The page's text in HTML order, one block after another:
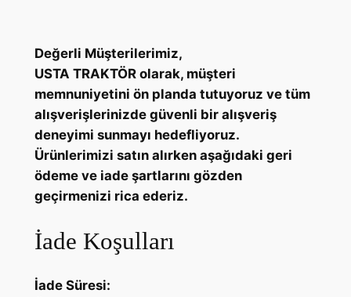
Değerli Müşterilerimiz,
USTA TRAKTÖR olarak, müşteri
memnuniyetini ön planda tutuyoruz ve tüm
alışverişlerinizde güvenli bir alışveriş
deneyimi sunmayı hedefliyoruz.
Ürünlerimizi satın alırken aşağıdaki geri
ödeme ve iade şartlarını gözden
geçirmenizi rica ederiz.
İade Koşulları
İade Süresi: